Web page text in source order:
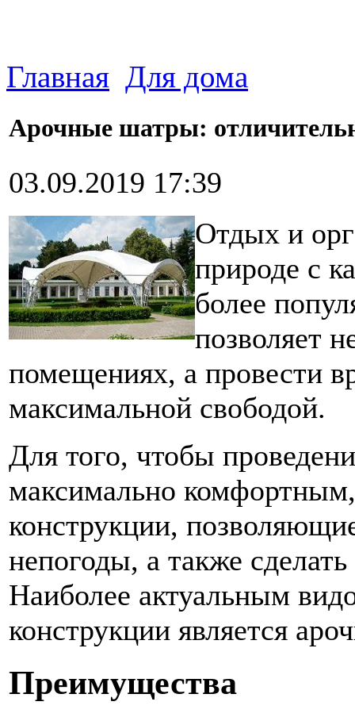
Главная Для дома
Арочные шатры:
03.09.2019 17:39
Отдых и
природе с
более
позволяет
помещениях, а провести
максимальной свободой.
Для того, чтобы
максимально
конструкции,
непогоды, а также
Наиболее актуальным
конструкции является
Преимущества